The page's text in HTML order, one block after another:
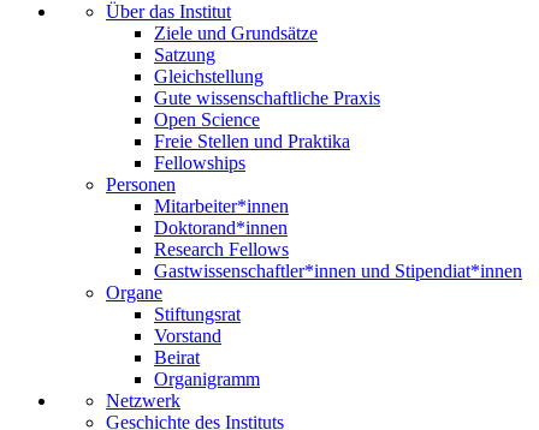
Über das Institut
Ziele und Grundsätze
Satzung
Gleichstellung
Gute wissenschaftliche Praxis
Open Science
Freie Stellen und Praktika
Fellowships
Personen
Mitarbeiter*innen
Doktorand*innen
Research Fellows
Gastwissenschaftler*innen und Stipendiat*innen
Organe
Stiftungsrat
Vorstand
Beirat
Organigramm
Netzwerk
Geschichte des Instituts